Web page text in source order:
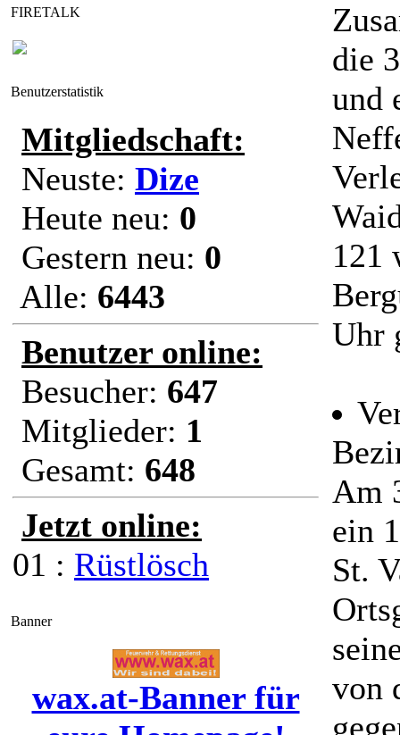
FIRETALK
Benutzerstatistik
Mitgliedschaft:
Neuste: Dize
Heute neu: 0
Gestern neu: 0
Alle: 6443
Benutzer online:
Besucher: 647
Mitglieder: 1
Gesamt: 648
Jetzt online:
01 : Rüstlösch
Banner
wax.at-Banner für
die
und
121
Uhr
Am
ein
St.
von